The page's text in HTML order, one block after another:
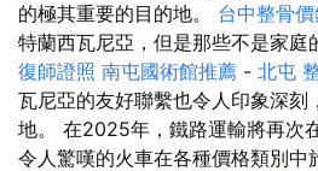
的極其重要的目的地。 台中整骨
特蘭西瓦尼亞，但是那些不是家庭
復師證照 南屯國術館推薦 - 北屯
瓦尼亞的友好聯繫也令人印象深刻
地。 在2025年，鐵路運輸將再次
令人驚嘆的火車在各種價格類別中